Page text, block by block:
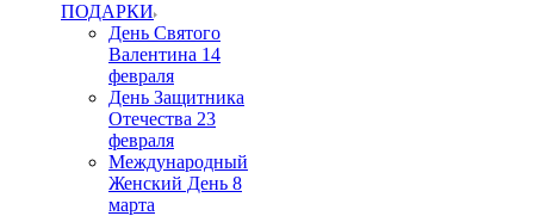
ПОДАРКИ
День Святого
Валентина 14
февраля
День Защитника
Отечества 23
февраля
Международный
Женский День 8
марта